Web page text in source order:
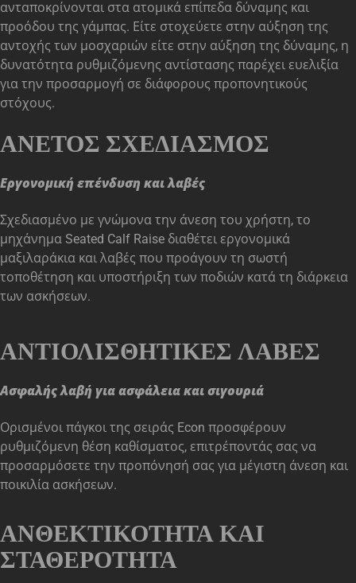
ανταποκρίνονται στα ατομικά επίπεδα δύναμης και
προόδου της γάμπας. Είτε στοχεύετε στην αύξηση της
αντοχής των μοσχαριών είτε στην αύξηση της δύναμης, η
δυνατότητα ρυθμιζόμενης αντίστασης παρέχει ευελιξία
για την προσαρμογή σε διάφορους προπονητικούς
στόχους.
ΆΝΕΤΟΣ ΣΧΕΔΙΑΣΜΌΣ
Εργονομική επένδυση και λαβές
Σχεδιασμένο με γνώμονα την άνεση του χρήστη, το
μηχάνημα Seated Calf Raise διαθέτει εργονομικά
μαξιλαράκια και λαβές που προάγουν τη σωστή
τοποθέτηση και υποστήριξη των ποδιών κατά τη διάρκεια
των ασκήσεων.
ΑΝΤΙΟΛΙΣΘΗΤΙΚΈΣ ΛΑΒΈΣ
Ασφαλής λαβή για ασφάλεια και σιγουριά
Ορισμένοι πάγκοι της σειράς Econ προσφέρουν
ρυθμιζόμενη θέση καθίσματος, επιτρέποντάς σας να
προσαρμόσετε την προπόνησή σας για μέγιστη άνεση και
ποικιλία ασκήσεων.
ΑΝΘΕΚΤΙΚΌΤΗΤΑ ΚΑΙ
ΣΤΑΘΕΡΌΤΗΤΑ